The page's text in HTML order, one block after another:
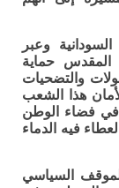
وعبر
المقدس حماية
والتضحيات
هذا الشعب
في فضاء الوطن
فيه الدماء
السياسي